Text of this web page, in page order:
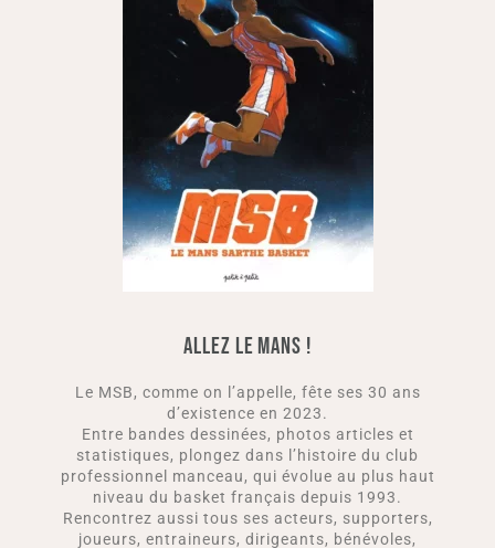
ALLEZ LE MANS !
Le MSB, comme on l’appelle, fête ses 30 ans
d’existence en 2023.
Entre bandes dessinées, photos articles et
statistiques, plongez dans l’histoire du club
professionnel manceau, qui évolue au plus haut
niveau du basket français depuis 1993.
Rencontrez aussi tous ses acteurs, supporters,
joueurs, entraineurs, dirigeants, bénévoles,